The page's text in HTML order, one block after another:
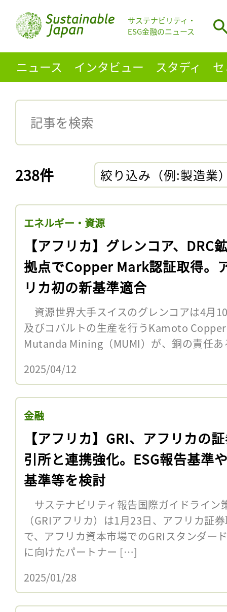
サステナビリティ・
ESG金融のニュース
ニュース インタビュー スタディ
238件 絞り込み（例:製造業
エネルギー・資源
【アフリカ】グレンコア、DRC
拠点でCopper Mark認証取得。
リカ初の新基準適合
資源世界大手スイスのグレンコアは4月
及びコバルトの生産を行うKamoto
Mutanda Mining（MUMI）が、銅の責任
2025/04/12
金融
【アフリカ】GRI、アフリカの
引所と連携強化。ESG報告基準
基準等を検討
サステナビリティ報告国際ガイドライン
（GRIアフリカ）は1月23日、アフリカ証
で、アフリカ資本市場でのGRIスタンダー
に向けたパートナー […]
2025/01/28